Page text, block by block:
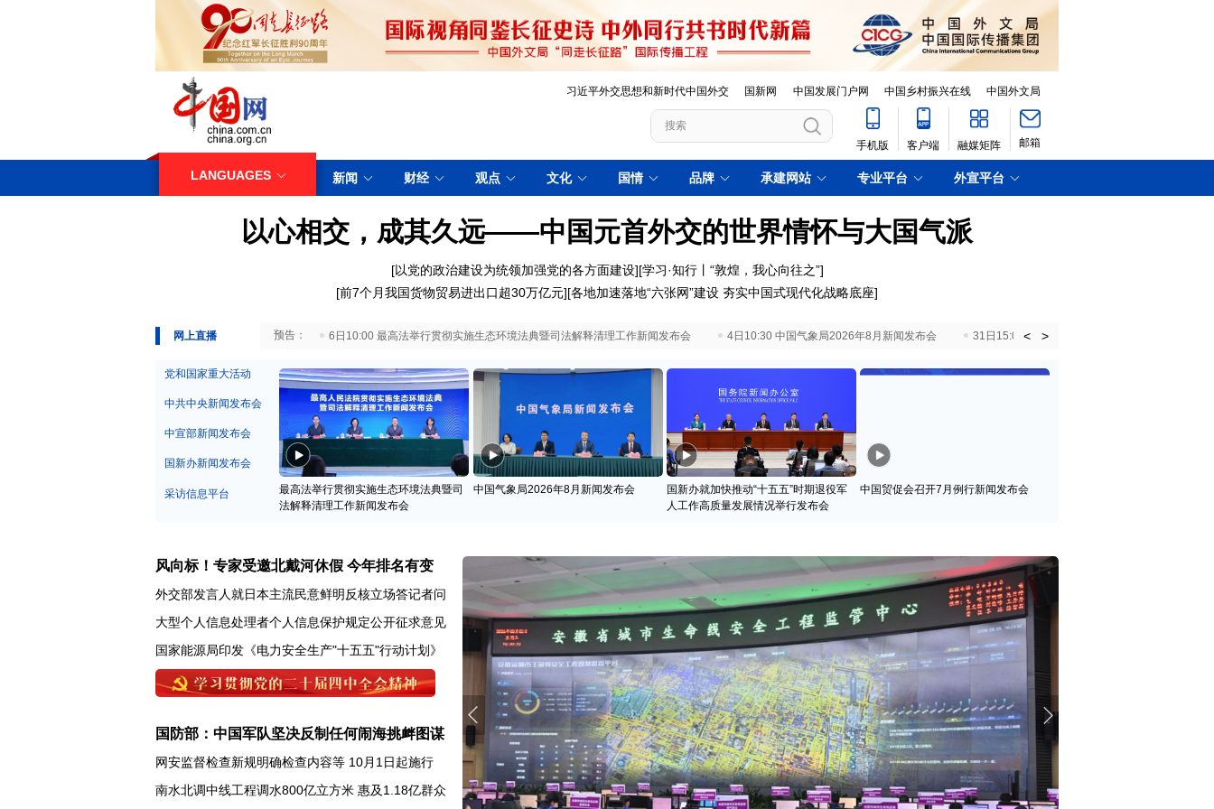
习近平外交思想和新时代中国外交 国新网 中国发展门户网 中国乡村振兴在线 中国外文局
手机版 客户端 融媒矩阵 邮箱
LANGUAGES 新闻 财经 观点 文化 国情 品牌 承建网站 专业平台 外宣平台
以心相交，成其久远——中国元首外交的世界情怀与大国气派
[以党的政治建设为统领加强党的各方面建设][学习·知行丨“敦煌，我心向往之”]
[前7个月我国货物贸易进出口超30万亿元][各地加速落地“六张网”建设 夯实中国式现代化战略底座]
网上直播
29日10:00 国务院台湾事务办公室7月29日举行新闻发布会 6日10:00 最高法举行贯彻实施生态环境法典暨司法解释清理工作新闻发布会 4日10:30 中国气象局2026年8月新闻发布会 31日15:00 国新办就加快推动“十五五”时期退役
< >
党和国家重大活动
中共中央新闻发布会
中宣部新闻发布会
国新办新闻发布会
采访信息平台
最高法举行贯彻实施生态环境法典暨司
法解释清理工作新闻发布会
中国气象局2026年8月新闻发布会
国新办就加快推动“十五五”时期退役军
人工作高质量发展情况举行发布会
中国贸促会召开7月例行新闻发布会
风向标！专家受邀北戴河休假 今年排名有变
外交部发言人就日本主流民意鲜明反核立场答记者问
大型个人信息处理者个人信息保护规定公开征求意见
国家能源局印发《电力安全生产"十五五"行动计划》
国防部：中国军队坚决反制任何闹海挑衅图谋
网安监督检查新规明确检查内容等 10月1日起施行
南水北调中线工程调水800亿立方米 惠及1.18亿群众